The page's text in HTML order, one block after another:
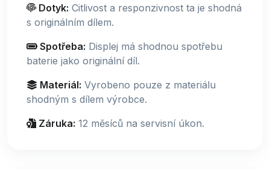
Dotyk: Citlivost a responzivnost ta je shodná
s originálním dílem.
Spotřeba: Displej má shodnou spotřebu
baterie jako originální díl.
Materiál: Vyrobeno pouze z materiálu
shodným s dílem výrobce.
Záruka: 12 měsíců na servisní úkon.